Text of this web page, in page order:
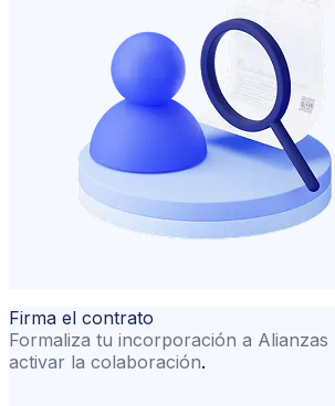
Firma el contrato
Formaliza tu incorporación a
activar la colaboración.